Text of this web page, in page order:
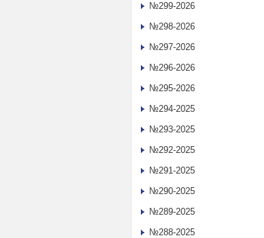
№299-2026
№298-2026
№297-2026
№296-2026
№295-2026
№294-2025
№293-2025
№292-2025
№291-2025
№290-2025
№289-2025
№288-2025